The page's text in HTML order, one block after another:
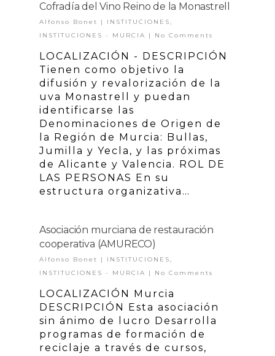
Cofradía del Vino Reino de la Monastrell
Alfonso Bonet | INSTITUCIONES,
INSTITUCIONES - MURCIA
| No Comments
LOCALIZACIÓN - DESCRIPCIÓN
Tienen como objetivo la
difusión y revalorización de la
uva Monastrell y puedan
identificarse las
Denominaciones de Origen de
la Región de Murcia: Bullas,
Jumilla y Yecla, y las próximas
de Alicante y Valencia. ROL DE
LAS PERSONAS En su
estructura organizativa…
Asociación murciana de restauración
cooperativa (AMURECO)
Alfonso Bonet | INSTITUCIONES,
INSTITUCIONES - MURCIA
| No Comments
LOCALIZACIÓN Murcia
DESCRIPCIÓN Esta asociación
sin ánimo de lucro Desarrolla
programas de formación de
reciclaje a través de cursos,